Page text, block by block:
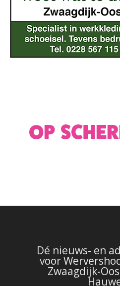
Dé nieuws- en
voor
Zwaagdijk-